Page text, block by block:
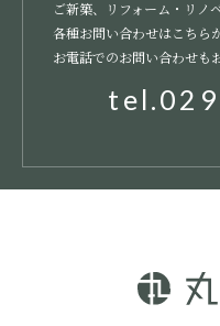
ご新築、リフォーム・リノ
各種お問い合わせはこちら
お電話でのお問い合わせも